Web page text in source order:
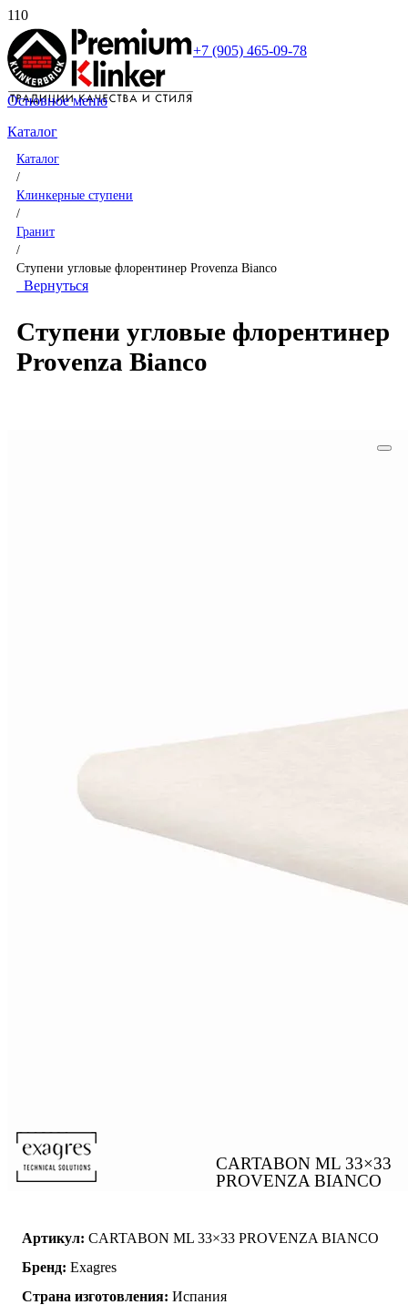
+7 (905) 465-09-78
Основное меню
Каталог
Каталог
/
Клинкерные ступени
/
Гранит
/
Ступени угловые флорентинер Provenza Bianco
Вернуться
Ступени угловые флорентинер
Provenza Bianco
CARTABON ML 33×33
PROVENZA BIANCO
Артикул: CARTABON ML 33×33 PROVENZA BIANCO
Бренд: Exagres
Страна изготовления: Испания